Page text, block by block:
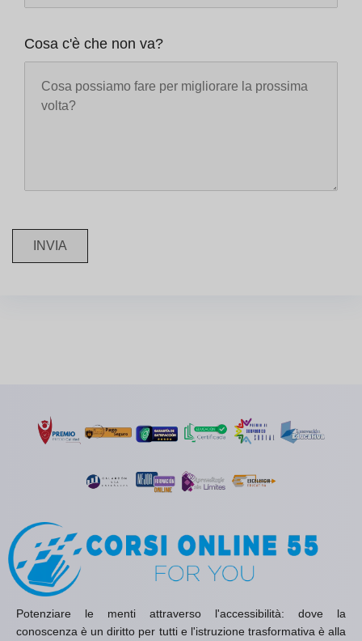
Cosa c'è che non va?
INVIA
Potenziare le menti attraverso l'accessibilità: dove la
conoscenza è un diritto per tutti e l'istruzione trasformativa è alla